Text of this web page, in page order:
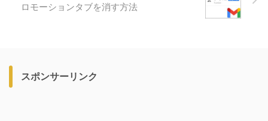
ロモーションタブを消す方法
スポンサーリンク